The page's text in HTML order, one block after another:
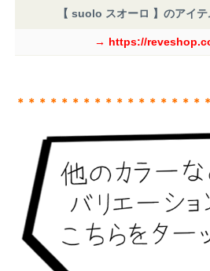
【 suolo スオーロ 】のアイ
→ https://
＊＊＊＊＊＊＊＊＊＊＊＊＊＊＊＊＊